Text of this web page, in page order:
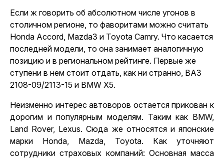
Если ж говорить об абсолютном числе угонов в
столичном регионе, то фаворитами можно считать
Honda Accord, Mazda3 и Toyota Camry. Что касается
последней модели, то она занимает аналогичную
позицию и в региональном рейтинге. Первые же
ступени в нем стоит отдать, как ни странно, ВАЗ
2108-09/2113-15 и BMW X5.
Неизменно интерес автоворов остается прикован к
дорогим и популярным моделям. Таким как BMW,
Land Rover, Lexus. Сюда же относятся и японские
марки Honda, Mazda, Toyota. Как уточняют
сотрудники страховых компаний: Основная масса